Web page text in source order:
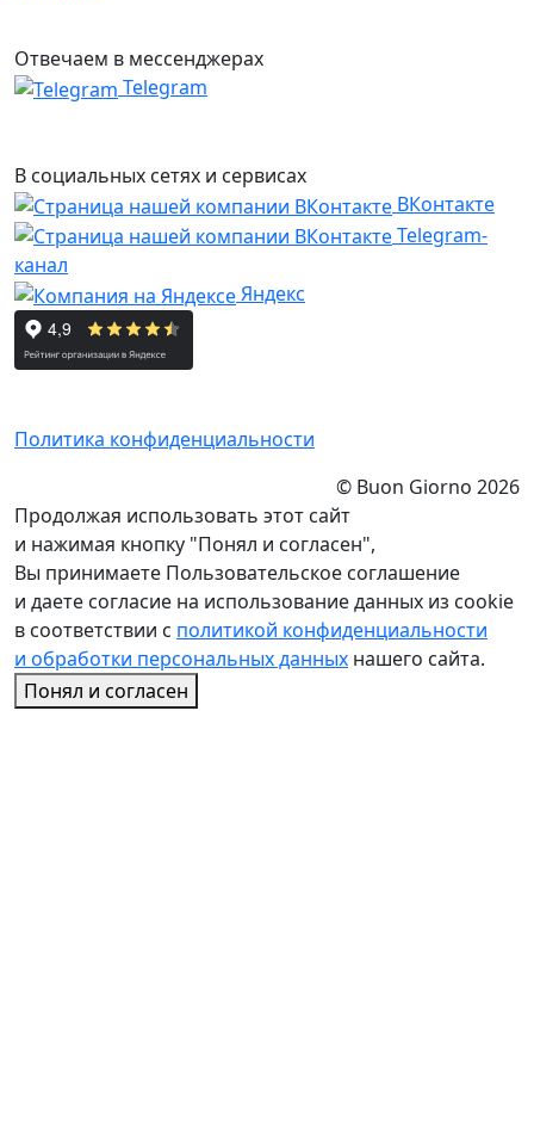
Отвечаем в мессенджерах
Telegram
В социальных сетях и сервисах
ВКонтакте
Telegram-
канал
Яндекс
Политика конфиденциальности
© Buon Giorno 2026
Продолжая использовать этот сайт
и нажимая кнопку "Понял и согласен",
Вы принимаете Пользовательское соглашение
и даете согласие на использование данных из cookie
в соответствии с политикой конфиденциальности
и обработки персональных данных нашего сайта.
Понял и согласен